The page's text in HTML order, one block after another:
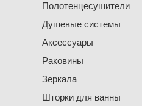
Полотенцесушители
Душевые системы
Аксессуары
Раковины
Зеркала
Шторки для ванны